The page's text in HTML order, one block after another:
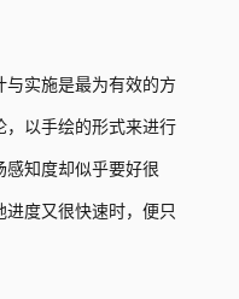
与实施是最为有效的方
，以手绘的形式来进行
知度却似乎要好很
度又很快速时，便只